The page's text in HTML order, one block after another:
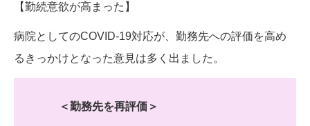
【勤続意欲が高まった】
病院としてのCOVID-19対応が、勤務先への評価を高め
るきっかけとなった意見は多く出ました。
＜勤務先を再評価＞